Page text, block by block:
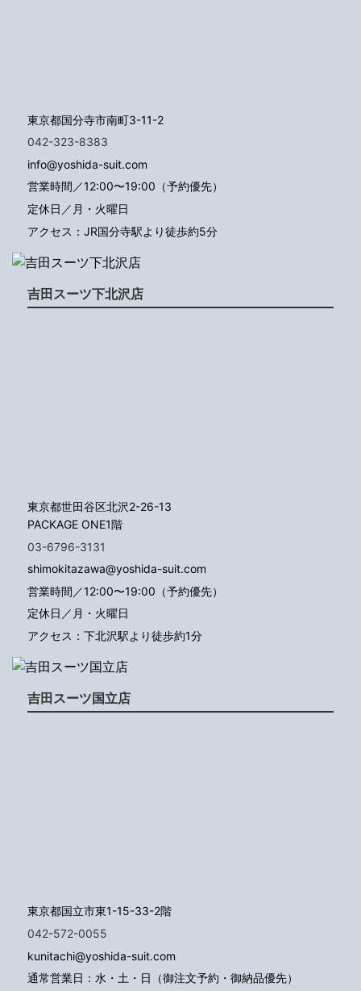
東京都国分寺市南町3-11-2
042-323-8383
info@yoshida-suit.com
営業時間／12:00〜19:00（予約優先）
定休日／月・火曜日
アクセス：JR国分寺駅より徒歩約5分
吉田スーツ下北沢店
東京都世田谷区北沢2-26-13
PACKAGE ONE1階
03-6796-3131
shimokitazawa@yoshida-suit.com
営業時間／12:00〜19:00（予約優先）
定休日／月・火曜日
アクセス：下北沢駅より徒歩約1分
吉田スーツ国立店
東京都国立市東1-15-33-2階
042-572-0055
kunitachi@yoshida-suit.com
通常営業日：水・土・日（御注文予約・御納品優先）